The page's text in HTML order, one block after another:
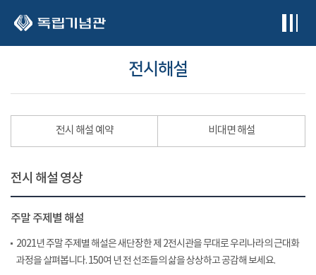
전시해설
전시 해설 예약 비대면 해설
전시 해설 영상
주말 주제별 해설
2021년 주말 주제별 해설은 새단장한 제 2전시관을 무대로 우리나라의 근대화
과정을 살펴봅니다. 150여 년 전 선조들의 삶을 상상하고 공감해 보세요.